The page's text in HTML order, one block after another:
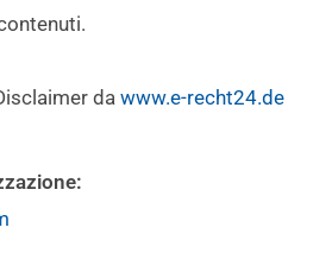
dawww.e-recht24.de